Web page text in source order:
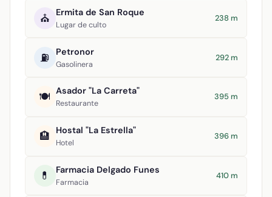
⛪ Ermita de San Roque
Lugar de culto
238 m
⛽ Petronor
Gasolinera
292 m
🍽️ Asador "La Carreta"
Restaurante
395 m
🏨 Hostal "La Estrella"
Hotel
396 m
💊 Farmacia Delgado Funes
Farmacia
410 m